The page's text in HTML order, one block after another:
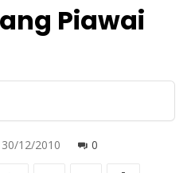
Piawai
30/12/2010 0